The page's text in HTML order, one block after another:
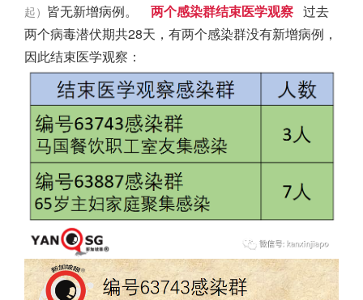
起） 皆无新增病例。 两个感染群结束医学观察 过去
两个病毒潜伏期共28天，有两个感染群没有新增病例，
因此结束医学观察：